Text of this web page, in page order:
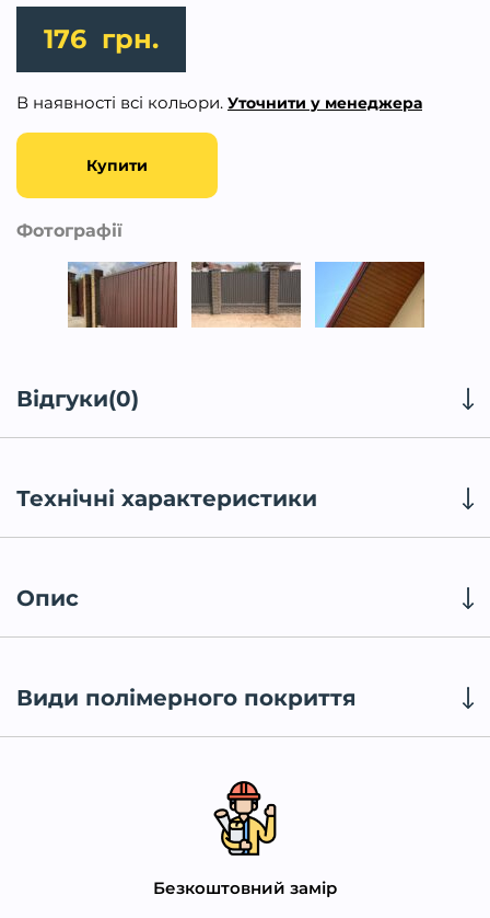
176 грн.
В наявності всі кольори. Уточнити у менеджера
Купити
Фотографії
Відгуки(0)
Технічні характеристики
Опис
Види полімерного покриття
Безкоштовний замір